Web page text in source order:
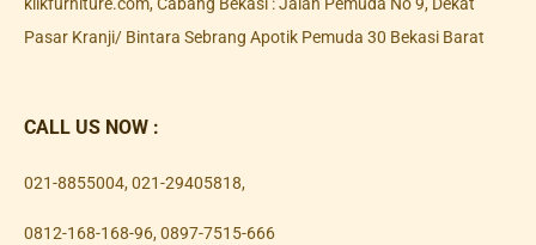
klikfurniture.com, Cabang Bekasi : Jalan Pemuda No 9, Dekat
Pasar Kranji/ Bintara Sebrang Apotik Pemuda 30 Bekasi Barat
CALL US NOW :
021-8855004, 021-29405818,
0812-168-168-96, 0897-7515-666